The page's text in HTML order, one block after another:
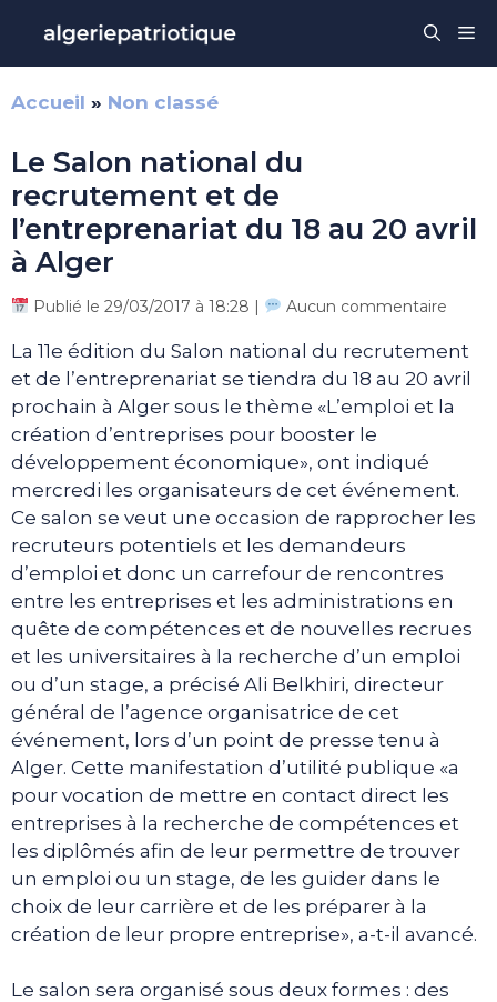
contenu
Accueil » Non classé
Le Salon national du
recrutement et de
l’entreprenariat du 18 au 20 avril
à Alger
Publié le 29/03/2017 à 18:28 | Aucun commentaire
La 11e édition du Salon national du recrutement
et de l’entreprenariat se tiendra du 18 au 20 avril
prochain à Alger sous le thème «L’emploi et la
création d’entreprises pour booster le
développement économique», ont indiqué
mercredi les organisateurs de cet événement.
Ce salon se veut une occasion de rapprocher les
recruteurs potentiels et les demandeurs
d’emploi et donc un carrefour de rencontres
entre les entreprises et les administrations en
quête de compétences et de nouvelles recrues
et les universitaires à la recherche d’un emploi
ou d’un stage, a précisé Ali Belkhiri, directeur
général de l’agence organisatrice de cet
événement, lors d’un point de presse tenu à
Alger. Cette manifestation d’utilité publique «a
pour vocation de mettre en contact direct les
entreprises à la recherche de compétences et
les diplômés afin de leur permettre de trouver
un emploi ou un stage, de les guider dans le
choix de leur carrière et de les préparer à la
création de leur propre entreprise», a-t-il avancé.
Le salon sera organisé sous deux formes : des